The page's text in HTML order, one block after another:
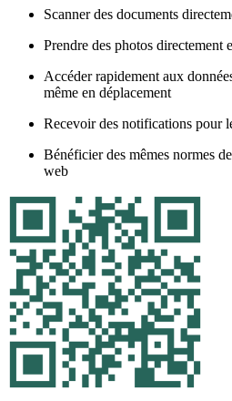
Scanner des documents
Prendre des photos directement
Accéder rapidement aux
même en déplacement
Recevoir des notifications pour
Bénéficier des mêmes normes
web